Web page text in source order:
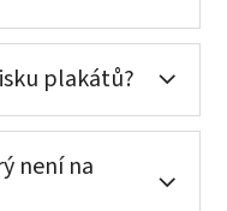
plakátů?
není na